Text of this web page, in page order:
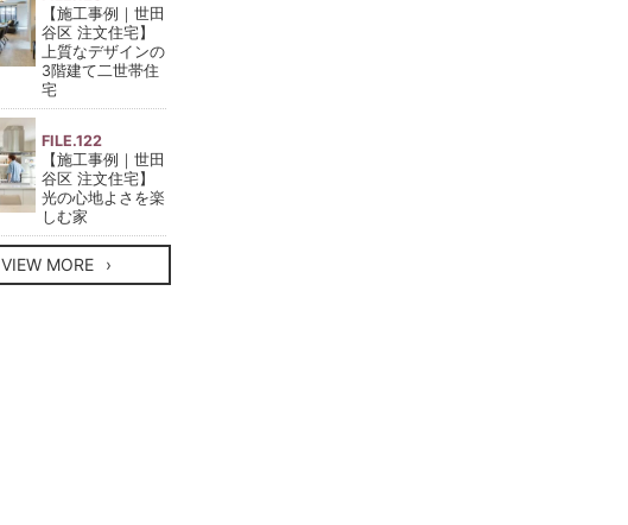
【施工事例｜世田
谷区 注文住宅】
上質なデザインの
3階建て二世帯住
宅
FILE.122
【施工事例｜世田
谷区 注文住宅】
光の心地よさを楽
しむ家
VIEW MORE